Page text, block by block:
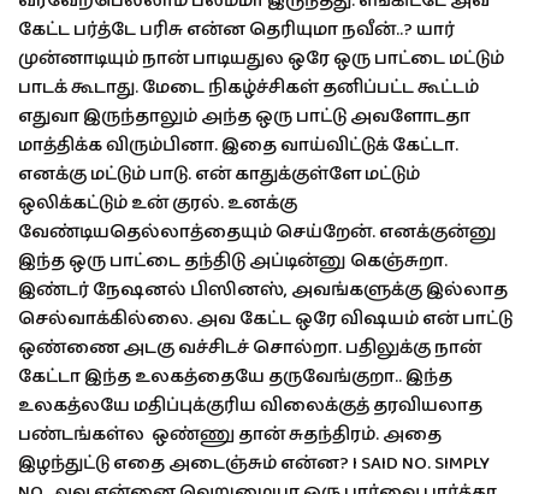
கேட்ட பர்த்டே பரிசு என்ன தெரியுமா நவீன்..? யார்
முன்னாடியும் நான் பாடியதுல ஒரே ஒரு பாட்டை மட்டும்
பாடக் கூடாது. மேடை நிகழ்ச்சிகள் தனிப்பட்ட கூட்டம்
எதுவா இருந்தாலும் அந்த ஒரு பாட்டு அவளோடதா
மாத்திக்க விரும்பினா. இதை வாய்விட்டுக் கேட்டா.
எனக்கு மட்டும் பாடு. என் காதுக்குள்ளே மட்டும்
ஒலிக்கட்டும் உன் குரல். உனக்கு
வேண்டியதெல்லாத்தையும் செய்றேன். எனக்குன்னு
இந்த ஒரு பாட்டை தந்திடு அப்டின்னு கெஞ்சுறா.
இண்டர் நேஷனல் பிஸினஸ், அவங்களுக்கு இல்லாத
செல்வாக்கில்லை. அவ கேட்ட ஒரே விஷயம் என் பாட்டு
ஒண்ணை அடகு வச்சிடச் சொல்றா. பதிலுக்கு நான்
கேட்டா இந்த உலகத்தையே தருவேங்குறா.. இந்த
உலகத்லயே மதிப்புக்குரிய விலைக்குத் தரவியலாத
பண்டங்கள்ல ஒண்ணு தான் சுதந்திரம். அதை
இழந்துட்டு எதை அடைஞ்சும் என்ன? I SAID NO. SIMPLY